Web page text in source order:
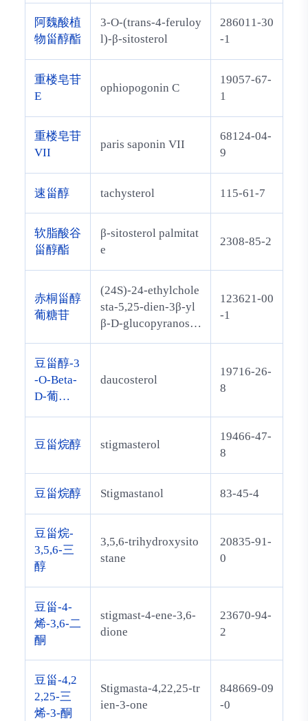
阿魏酸植
物甾醇酯
3-O-(trans-4-feruloy
l)-β-sitosterol
286011-30
-1
重楼皂苷
E
ophiopogonin C
19057-67-
1
重楼皂苷
VII
paris saponin VII
68124-04-
9
速甾醇 tachysterol 115-61-7
软脂酸谷
甾醇酯
β-sitosterol palmitat
e
2308-85-2
赤桐甾醇
葡糖苷
(24S)-24-ethylchole
sta-5,25-dien-3β-yl
β-D-glucopyranosid
123621-00
-1
豆甾醇-3
-O-Beta-
D-葡萄
daucosterol
19716-26-
8
豆甾烷醇 stigmasterol
19466-47-
8
豆甾烷醇 Stigmastanol 83-45-4
豆甾烷-
3,5,6-三
醇
3,5,6-trihydroxysito
stane
20835-91-
0
豆甾-4-
烯-3,6-二
酮
stigmast-4-ene-3,6-
dione
23670-94-
2
豆甾-4,2
2,25-三
烯-3-酮
Stigmasta-4,22,25-tr
ien-3-one
848669-09
-0